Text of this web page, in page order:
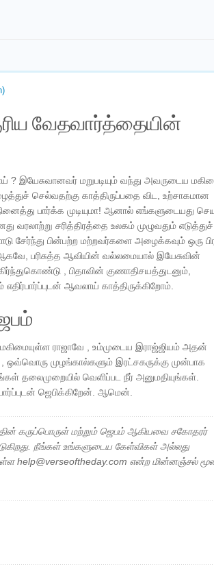
வேதவார்த்தையின்
? இயேசுவானவர் மறுபடியும் வந்து அவருடைய
செல்வதற்கு காத்திருப்பதை விட, உற்சாகமான
பார்க்க முடியுமா! ஆனால் எங்களுடையது
வரலாற்று சரித்திரத்தை உலகம் முழுவதும் எடுத்துச்
சேர்ந்து பின்பற்ற மற்றவர்களை அழைக்கவும் ஒரு
பரிசுத்த ஆவியின் வல்லமையால் இயேசுவின்
, பிதாவின் குணாதிசயத்துடனும்,
ஆவலாய் காத்திருக்கிறோம்.
ராஜாவே , உம்முடைய இராஜ்ஜியம் அதன்
, ஒவ்வொரு முழங்கால்களும் இரட்சகருக்கு முன்பாக
தலைமுறையில் வெளிப்பட நீர் அனுமதியுங்கள்.
ஜெபிக்கிறேன். ஆமென்.
கருப்பொருள் மற்றும் ஜெபம் ஆகியவை சகோதரர்
நீங்கள் உங்களுடைய கேள்விகள் அல்லது
help@verseoftheday.com என்ற மின்னஞ்சல்